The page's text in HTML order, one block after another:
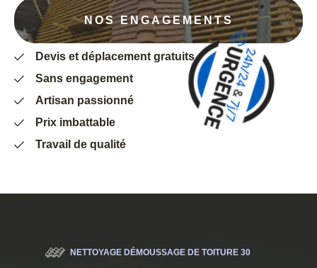
NOS ENGAGEMENTS
Devis et déplacement gratuits
Sans engagement
Artisan passionné
Prix imbattable
Travail de qualité
NETTOYAGE DÉMOUSSAGE DE TOITURE 30